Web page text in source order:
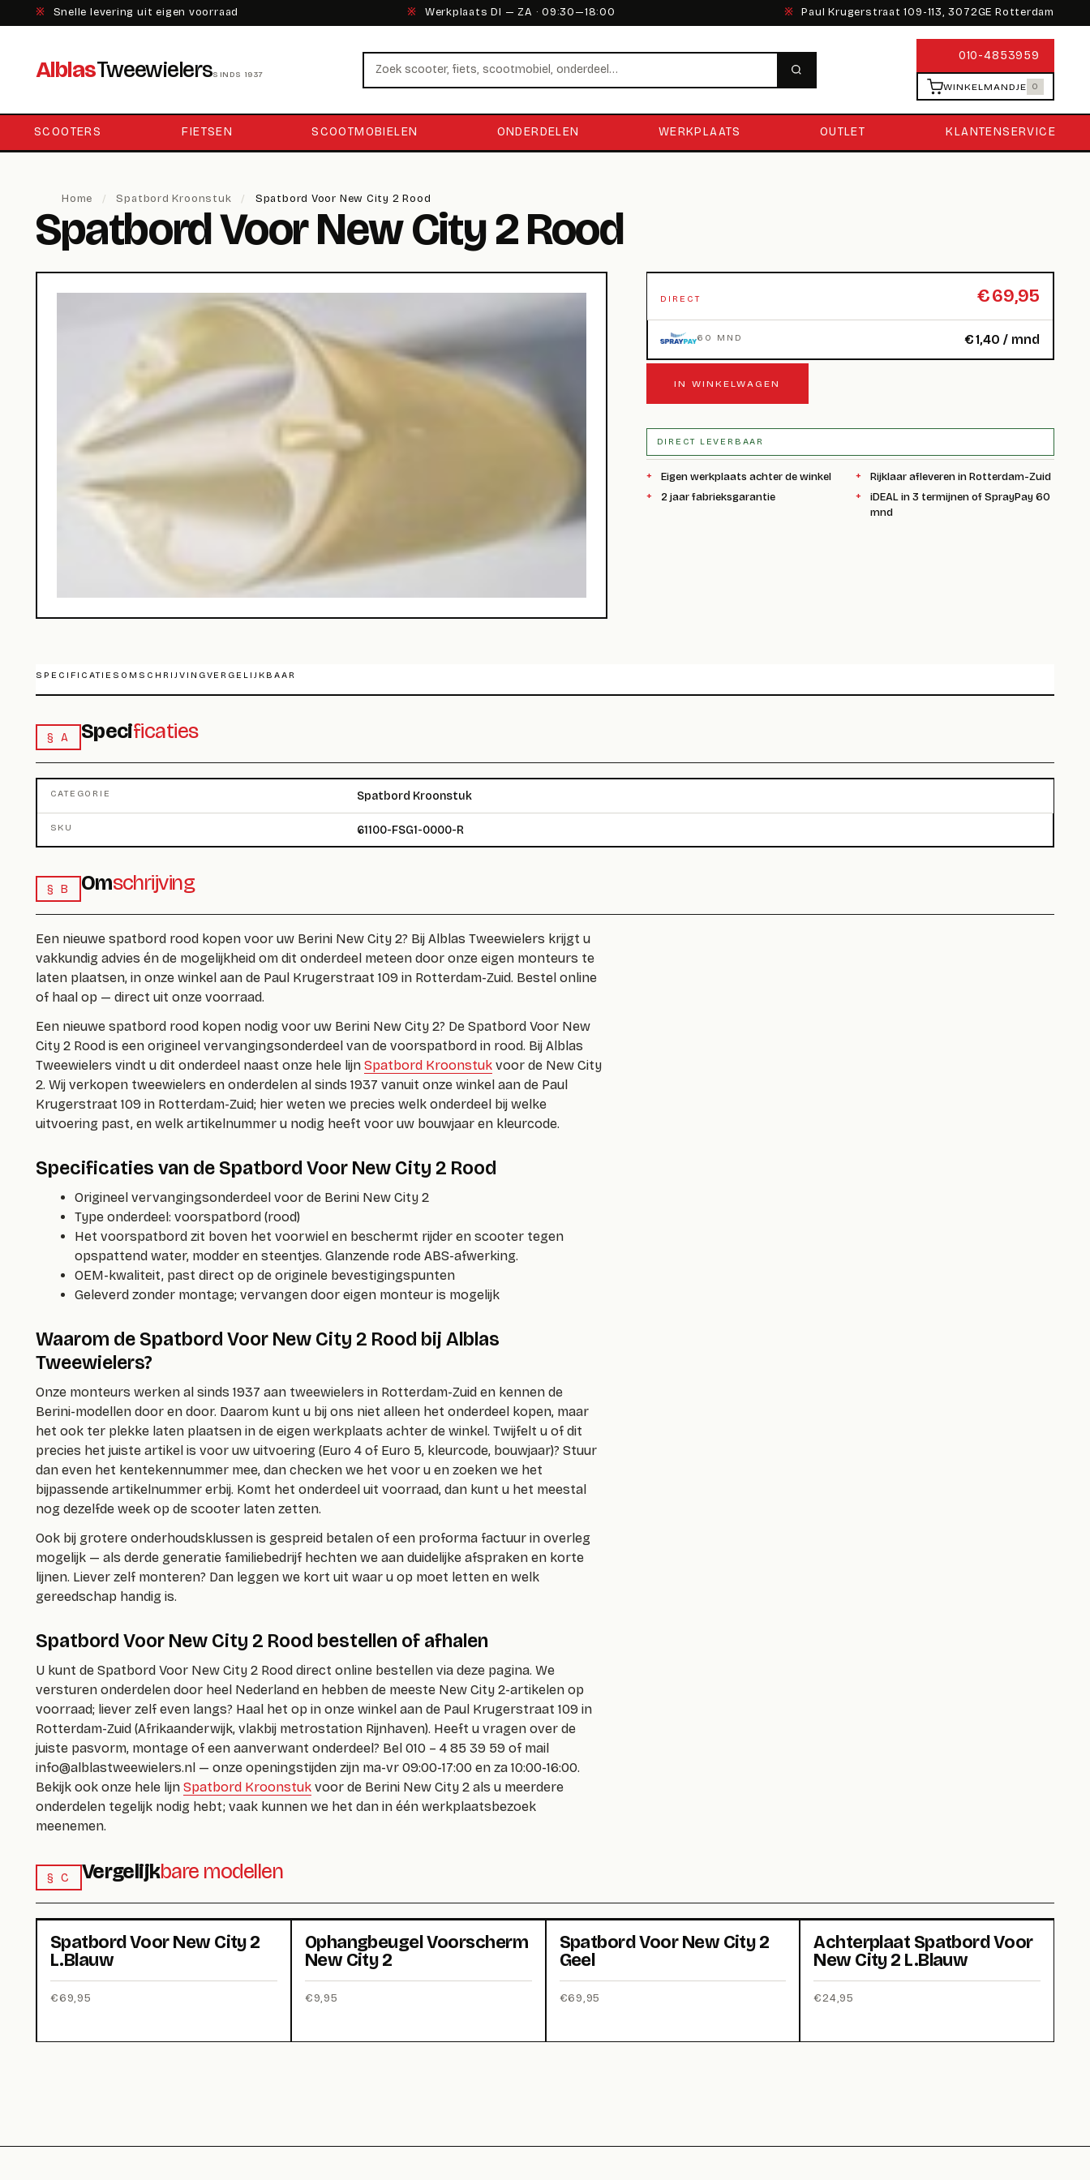
※ Snelle levering uit eigen voorraad ※ Werkplaats DI — ZA · 09:30—18:00 ※ Paul Krugerstraat 109-113, 3072GE Rotterdam
AlblasTweewielersSINDS 1937
Zoeken 010-4853959
WINKELMANDJE 0
SCOOTERS FIETSEN SCOOTMOBIELEN ONDERDELEN WERKPLAATS OUTLET KLANTENSERVICE
Home / Spatbord Kroonstuk / Spatbord Voor New City 2 Rood
Spatbord Voor New City 2 Rood
DIRECT €69,95
60 MND €1,40 / mnd
IN WINKELWAGEN
DIRECT LEVERBAAR
Eigen werkplaats achter de winkel
Rijklaar afleveren in Rotterdam-Zuid
2 jaar fabrieksgarantie
iDEAL in 3 termijnen of SprayPay 60
mnd
SPECIFICATIES OMSCHRIJVINGVERGELIJKBAAR
§ A Specificaties
CATEGORIE Spatbord Kroonstuk
SKU 61100-FSG1-0000-R
§ B Omschrijving
Een nieuwe spatbord rood kopen voor uw Berini New City 2? Bij Alblas Tweewielers krijgt u
vakkundig advies én de mogelijkheid om dit onderdeel meteen door onze eigen monteurs te
laten plaatsen, in onze winkel aan de Paul Krugerstraat 109 in Rotterdam-Zuid. Bestel online
of haal op — direct uit onze voorraad.
Een nieuwe spatbord rood kopen nodig voor uw Berini New City 2? De Spatbord Voor New
City 2 Rood is een origineel vervangingsonderdeel van de voorspatbord in rood. Bij Alblas
Tweewielers vindt u dit onderdeel naast onze hele lijn Spatbord Kroonstuk voor de New City
2. Wij verkopen tweewielers en onderdelen al sinds 1937 vanuit onze winkel aan de Paul
Krugerstraat 109 in Rotterdam-Zuid; hier weten we precies welk onderdeel bij welke
uitvoering past, en welk artikelnummer u nodig heeft voor uw bouwjaar en kleurcode.
Specificaties van de Spatbord Voor New City 2 Rood
Origineel vervangingsonderdeel voor de Berini New City 2
Type onderdeel: voorspatbord (rood)
Het voorspatbord zit boven het voorwiel en beschermt rijder en scooter tegen
opspattend water, modder en steentjes. Glanzende rode ABS-afwerking.
OEM-kwaliteit, past direct op de originele bevestigingspunten
Geleverd zonder montage; vervangen door eigen monteur is mogelijk
Waarom de Spatbord Voor New City 2 Rood bij Alblas
Tweewielers?
Onze monteurs werken al sinds 1937 aan tweewielers in Rotterdam-Zuid en kennen de
Berini-modellen door en door. Daarom kunt u bij ons niet alleen het onderdeel kopen, maar
het ook ter plekke laten plaatsen in de eigen werkplaats achter de winkel. Twijfelt u of dit
precies het juiste artikel is voor uw uitvoering (Euro 4 of Euro 5, kleurcode, bouwjaar)? Stuur
dan even het kentekennummer mee, dan checken we het voor u en zoeken we het
bijpassende artikelnummer erbij. Komt het onderdeel uit voorraad, dan kunt u het meestal
nog dezelfde week op de scooter laten zetten.
Ook bij grotere onderhoudsklussen is gespreid betalen of een proforma factuur in overleg
mogelijk — als derde generatie familiebedrijf hechten we aan duidelijke afspraken en korte
lijnen. Liever zelf monteren? Dan leggen we kort uit waar u op moet letten en welk
gereedschap handig is.
Spatbord Voor New City 2 Rood bestellen of afhalen
U kunt de Spatbord Voor New City 2 Rood direct online bestellen via deze pagina. We
versturen onderdelen door heel Nederland en hebben de meeste New City 2-artikelen op
voorraad; liever zelf even langs? Haal het op in onze winkel aan de Paul Krugerstraat 109 in
Rotterdam-Zuid (Afrikaanderwijk, vlakbij metrostation Rijnhaven). Heeft u vragen over de
juiste pasvorm, montage of een aanverwant onderdeel? Bel 010 – 4 85 39 59 of mail
info@alblastweewielers.nl — onze openingstijden zijn ma-vr 09:00-17:00 en za 10:00-16:00.
Bekijk ook onze hele lijn Spatbord Kroonstuk voor de Berini New City 2 als u meerdere
onderdelen tegelijk nodig hebt; vaak kunnen we het dan in één werkplaatsbezoek
meenemen.
§ C Vergelijkbare modellen
Spatbord Voor New City 2
L.Blauw
€69,95
Ophangbeugel Voorscherm
New City 2
€9,95
Spatbord Voor New City 2
Geel
€69,95
Achterplaat Spatbord Voor
New City 2 L.Blauw
€24,95